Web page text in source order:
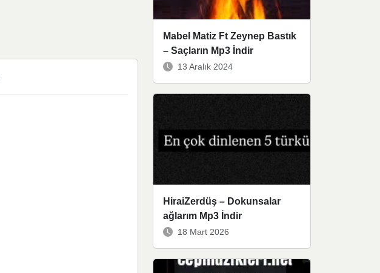
Mabel Matiz Ft Zeynep Bastık
– Saçların Mp3 İndir
13 Aralık 2024
HiraiZerdüş – Dokunsalar
ağlarım Mp3 İndir
18 Mart 2026